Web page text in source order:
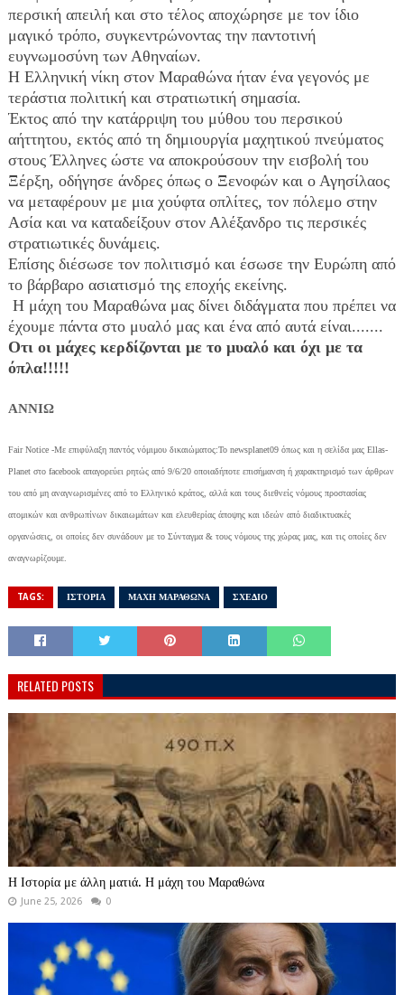
περσική απειλή και στο τέλος αποχώρησε με τον ίδιο
μαγικό τρόπο, συγκεντρώνοντας την παντοτινή
ευγνωμοσύνη των Αθηναίων.
Η Ελληνική νίκη στον Μαραθώνα ήταν ένα γεγονός με
τεράστια πολιτική και στρατιωτική σημασία.
Έκτος από την κατάρριψη του μύθου του περσικού
αήττητου, εκτός από τη δημιουργία μαχητικού πνεύματος
στους Έλληνες ώστε να αποκρούσουν την εισβολή του
Ξέρξη, οδήγησε άνδρες όπως ο Ξενοφών και ο Αγησίλαος
να μεταφέρουν με μια χούφτα οπλίτες, τον πόλεμο στην
Ασία και να καταδείξουν στον Αλέξανδρο τις περσικές
στρατιωτικές δυνάμεις.
Επίσης διέσωσε τον πολιτισμό και έσωσε την Ευρώπη από
το βάρβαρο ασιατισμό της εποχής εκείνης.
έχουμε πάντα στο μυαλό μας και ένα από αυτά είναι.......
Οτι οι μάχες κερδίζονται με το μυαλό και όχι με τα
όπλα!!!!!
ΑΝΝΙΩ
Fair Notice -Mε επιφύλαξη παντός νόμιμου δικαιώματος:Το newsplanet09 όπως και η σελίδα μας Ellas-
Planet στο facebook απαγορεύει ρητώς από 9/6/20 οποιαδήποτε επισήμανση ή χαρακτηρισμό των άρθρων
του από μη αναγνωρισμένες από το Ελληνικό κράτος, αλλά και τους διεθνείς νόμους προστασίας
ατομικών και ανθρωπίνων δικαιωμάτων και ελευθερίας άποψης και ιδεών από διαδικτυακές
οργανώσεις, οι οποίες δεν συνάδουν με το Σύνταγμα & τους νόμους της χώρας μας, και τις οποίες δεν
αναγνωρίζουμε.
TAGS: ΙΣΤΟΡΙΑ ΜΑΧΗ ΜΑΡΑΘΩΝΑ ΣΧΕΔΙΟ
RELATED POSTS
Η Ιστορία με άλλη ματιά. Η μάχη του Μαραθώνα
June 25, 2026 0